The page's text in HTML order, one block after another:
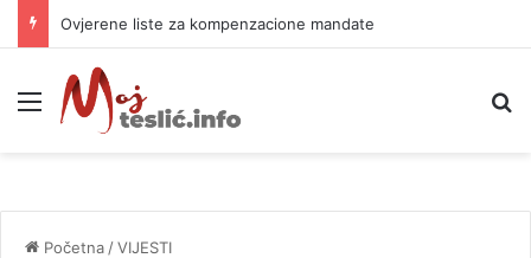
Ovjerene liste za kompenzacione mandate
Meni
Početna /VIJESTI